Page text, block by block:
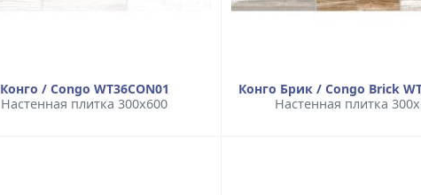
Конго / Congo WT36CON01
Настенная плитка 300x600
Конго Брик / Congo Brick
Настенная плитка